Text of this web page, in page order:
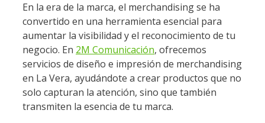
En la era de la marca, el merchandising se ha
convertido en una herramienta esencial para
aumentar la visibilidad y el reconocimiento de tu
negocio. En 2M Comunicación, ofrecemos
servicios de diseño e impresión de merchandising
en La Vera, ayudándote a crear productos que no
solo capturan la atención, sino que también
transmiten la esencia de tu marca.